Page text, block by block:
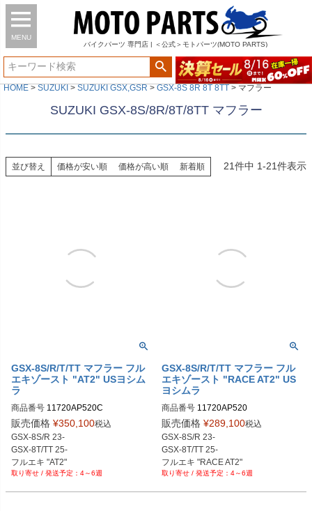
MENU
バイク パーツ 専門店 | ＜公式＞モトパーツ(MOTO PARTS)
HOME SUZUKI SUZUKI GSX,GSR GSX-8S 8R 8T 8TT マフラー
SUZUKI GSX-8S/8R/8T/8TT マフラー
並び替え 価格が安い順 価格が高い順 新着順 21件中 1-21件表示
GSX-8S/R/T/TT マフラー フル
エキゾースト "AT2" USヨシム
ラ
商品番号 11720AP520C
販売価格 ¥350,100税込
GSX-8S/R 23-
GSX-8T/TT 25-
フルエキ "AT2"
4～6週
GSX-8S/R/T/TT マフラー フル
エキゾースト "RACE AT2" US
ヨシムラ
商品番号 11720AP520
販売価格 ¥289,100税込
GSX-8S/R 23-
GSX-8T/TT 25-
フルエキ "RACE AT2"
4～6週